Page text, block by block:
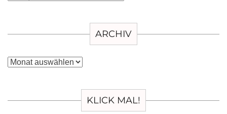
ARCHIV
Archiv
KLICK MAL!